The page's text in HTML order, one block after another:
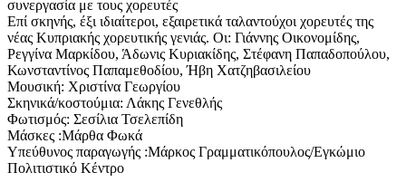
συνεργασία με τους χορευτές
Επί σκηνής, έξι ιδιαίτεροι, εξαιρετικά ταλαντούχοι χορευτές της
νέας Κυπριακής χορευτικής γενιάς. Οι: Γιάννης Οικονομίδης,
Ρεγγίνα Μαρκίδου, Άδωνις Κυριακίδης, Στέφανη Παπαδοπούλου,
Κωνσταντίνος Παπαμεθοδίου, Ήβη Χατζηβασιλείου
Μουσική: Χριστίνα Γεωργίου
Σκηνικά/κοστούμια: Λάκης Γενεθλής
Φωτισμός: Σεσίλια Τσελεπίδη
Μάσκες :Mάρθα Φωκά
Υπεύθυνος παραγωγής :Μάρκος Γραμματικόπουλος/Εγκώμιο
Πολιτιστικό Κέντρο